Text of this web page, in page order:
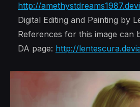
http://
Digital Editing and Painting by
References for this image can
DA page: http://